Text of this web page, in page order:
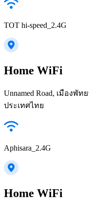
TOT hi-speed_2.4G
Home WiFi
Unnamed Road, เมืองพั
ประเทศไทย
Aphisara_2.4G
Home WiFi